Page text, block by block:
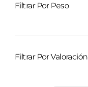
Filtrar Por Peso
Filtrar Por Valoración